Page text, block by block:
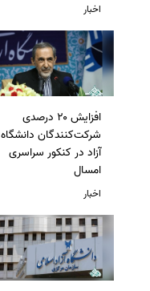
اخبار
افزایش ۲۰ درصدی
شرکت‌کنندگان دانشگاه
آزاد در کنکور سراسری
امسال
اخبار